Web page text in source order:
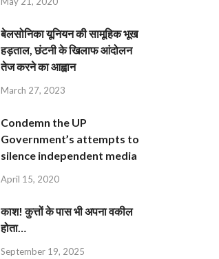
बेलसोनिका यूनियन की सामूहिक भूख
हड़ताल, छंटनी के खिलाफ आंदोलन
तेज करने का आह्वान
March 27, 2023
Condemn the UP
Government’s attempts to
silence independent media
April 15, 2020
काश! कुत्तों के पास भी अपना वकील
होता…
September 19, 2025